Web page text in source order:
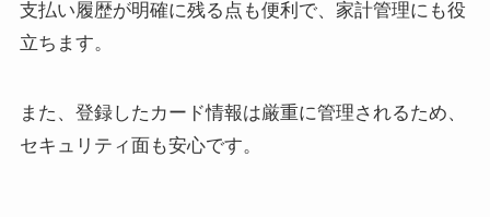
支払い履歴が明確に残る点も便利で、家計管理にも役
立ちます。
また、登録したカード情報は厳重に管理されるため、
セキュリティ面も安心です。